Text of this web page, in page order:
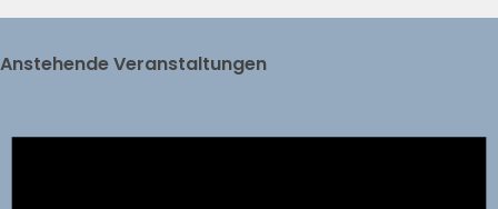
Anstehende Veranstaltungen